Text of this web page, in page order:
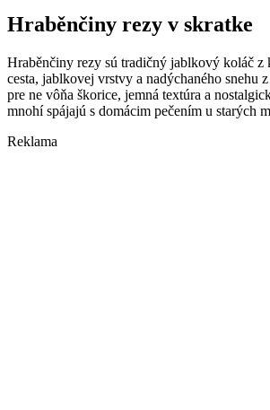
Hraběnčiny rezy v skratke
Hraběnčiny rezy sú tradičný jablkový koláč z
cesta, jablkovej vrstvy a nadýchaného snehu
pre ne vôňa škorice, jemná textúra a
mnohí spájajú s domácim pečením u starých
Reklama